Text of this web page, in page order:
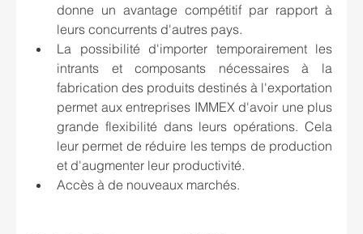
donne un avantage compétitif par rapport à
leurs concurrents d'autres pays.
La possibilité d'importer temporairement les
intrants et composants nécessaires à la
fabrication des produits destinés à l'exportation
permet aux entreprises IMMEX d'avoir une plus
grande flexibilité dans leurs opérations. Cela
leur permet de réduire les temps de production
et d'augmenter leur productivité.
Accès à de nouveaux marchés.